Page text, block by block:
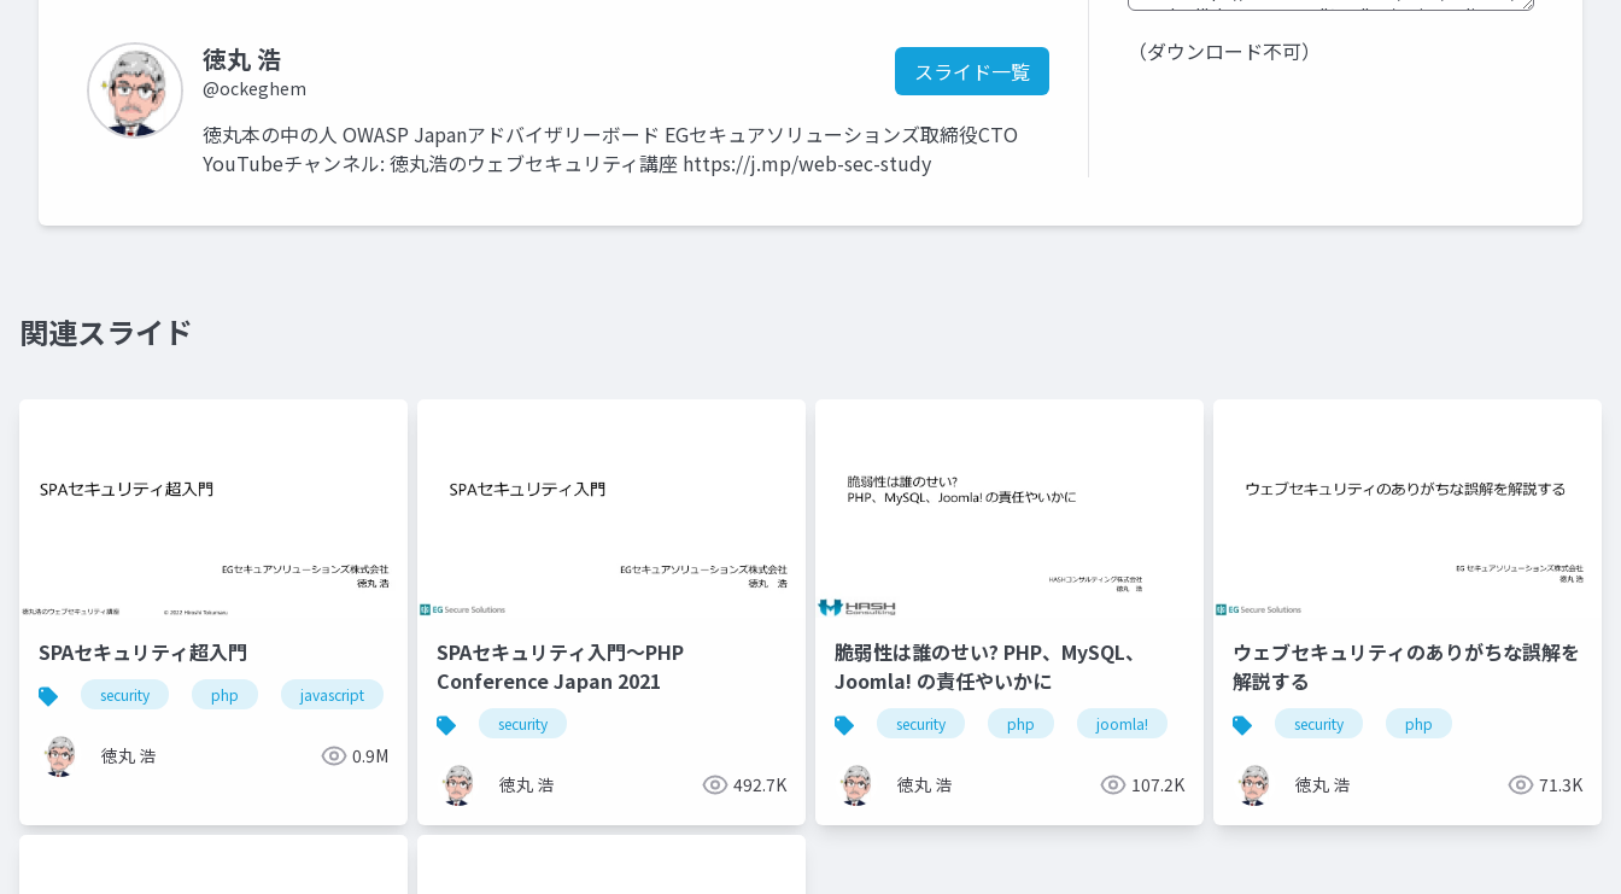
徳丸 浩
@ockeghem
スライド一覧
徳丸本の中の人 OWASP Japanアドバイザリーボード EGセキュアソリューションズ取締役CTO
YouTubeチャンネル: 徳丸浩のウェブセキュリティ講座 https://j.mp/web-sec-study
（ダウンロード不可）
関連スライド
SPAセキュリティ超入門
security php javascript
徳丸 浩 0.9M
SPAセキュリティ入門～PHP
Conference Japan 2021
security
徳丸 浩 492.7K
脆弱性は誰のせい? PHP、MySQL、
Joomla! の責任やいかに
security php joomla! mysql
徳丸 浩 107.2K
ウェブセキュリティのありがちな誤解を
解説する
security php
徳丸 浩 71.3K